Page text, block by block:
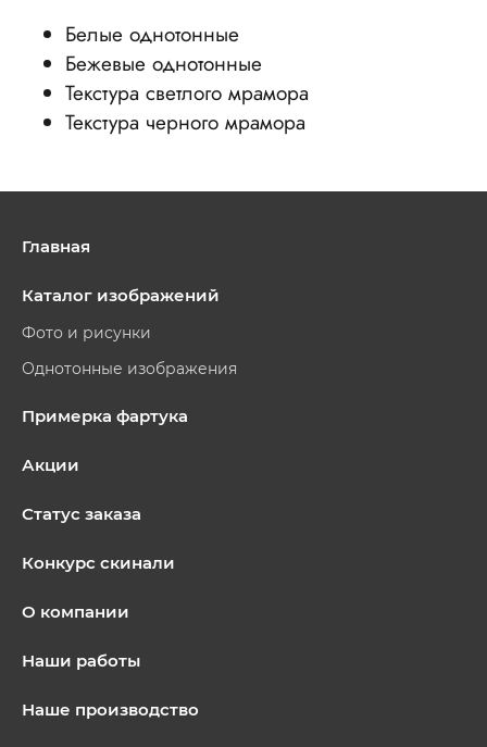
Белые однотонные
Бежевые однотонные
Текстура светлого мрамора
Текстура черного мрамора
Главная
Каталог изображений
Фото и рисунки
Однотонные изображения
Примерка фартука
Акции
Статус заказа
Конкурс скинали
О компании
Наши работы
Наше производство